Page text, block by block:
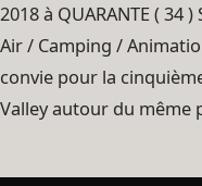
2018 à QUARANTE ( 34
Air / Camping /
convie pour la
Valley autour du même